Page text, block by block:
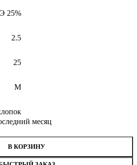
25%
2.5
25
М
месяц
отделочная Р.6213, ширина 2,5 см
В КОРЗИНУ